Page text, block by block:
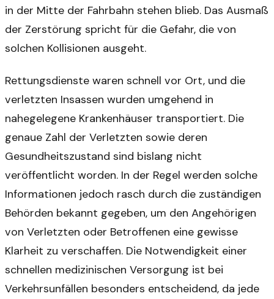
in der Mitte der Fahrbahn stehen blieb. Das Ausmaß
der Zerstörung spricht für die Gefahr, die von
solchen Kollisionen ausgeht.
Rettungsdienste waren schnell vor Ort, und die
verletzten Insassen wurden umgehend in
nahegelegene Krankenhäuser transportiert. Die
genaue Zahl der Verletzten sowie deren
Gesundheitszustand sind bislang nicht
veröffentlicht worden. In der Regel werden solche
Informationen jedoch rasch durch die zuständigen
Behörden bekannt gegeben, um den Angehörigen
von Verletzten oder Betroffenen eine gewisse
Klarheit zu verschaffen. Die Notwendigkeit einer
schnellen medizinischen Versorgung ist bei
Verkehrsunfällen besonders entscheidend, da jede